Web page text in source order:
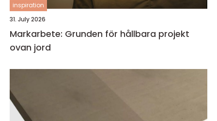
inspiration
31. July 2026
Markarbete: Grunden för hållbara projekt
ovan jord